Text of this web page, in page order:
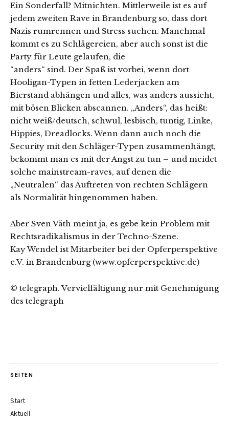
Ein Sonderfall? Mitnichten. Mittlerweile ist es auf
jedem zweiten Rave in Brandenburg so, dass dort
Nazis rumrennen und Stress suchen. Manchmal
kommt es zu Schlägereien, aber auch sonst ist die
Party für Leute gelaufen, die
“anders“ sind. Der Spaß ist vorbei, wenn dort
Hooligan-Typen in fetten Lederjacken am
Bierstand abhängen und alles, was anders aussieht,
mit bösen Blicken abscannen. „Anders“, das heißt:
nicht weiß/deutsch, schwul, lesbisch, tuntig, Linke,
Hippies, Dreadlocks. Wenn dann auch noch die
Security mit den Schläger-Typen zusammenhängt,
bekommt man es mit der Angst zu tun – und meidet
solche mainstream-raves, auf denen die
„Neutralen“ das Auftreten von rechten Schlägern
als Normalität hingenommen haben.
Aber Sven Väth meint ja, es gebe kein Problem mit
Rechtsradikalismus in der Techno-Szene.
Kay Wendel ist Mitarbeiter bei der Opferperspektive
e.V. in Brandenburg (www.opferperspektive.de)
© telegraph. Vervielfältigung nur mit Genehmigung
des telegraph
SEITEN
Start
Aktuell